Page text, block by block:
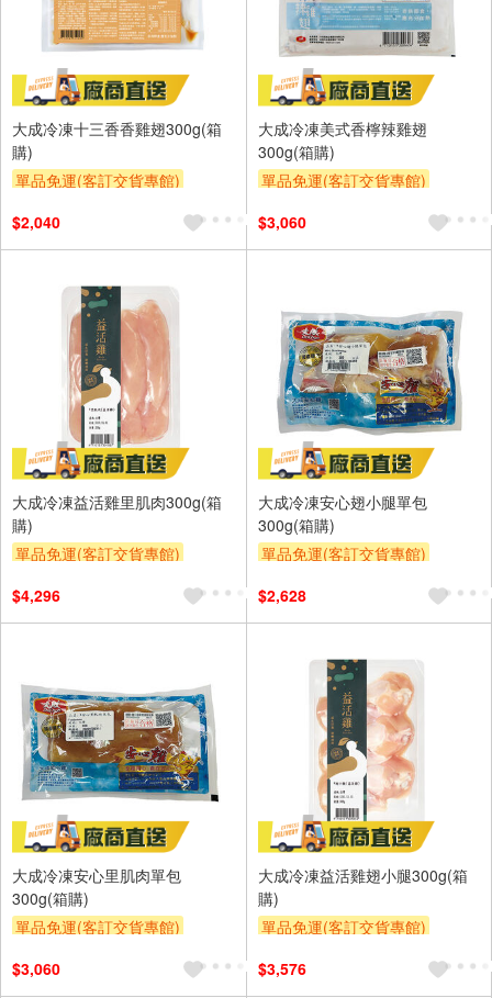
大成冷凍十三香香雞翅300g(箱
購)
單品免運(客訂交貨專館)
$2,040
大成冷凍美式香檸辣雞翅
300g(箱購)
單品免運(客訂交貨專館)
$3,060
大成冷凍益活雞里肌肉300g(箱
購)
單品免運(客訂交貨專館)
$4,296
大成冷凍安心翅小腿單包
300g(箱購)
單品免運(客訂交貨專館)
$2,628
大成冷凍安心里肌肉單包
300g(箱購)
單品免運(客訂交貨專館)
$3,060
大成冷凍益活雞翅小腿300g(箱
購)
單品免運(客訂交貨專館)
$3,576